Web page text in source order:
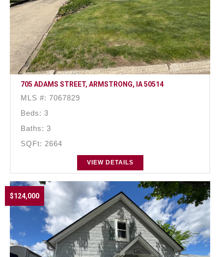
705 ADAMS STREET, ARMSTRONG, IA 50514
MLS #: 7067829
Beds: 3
Baths: 3
SQFt: 2664
VIEW DETAILS
$124,000